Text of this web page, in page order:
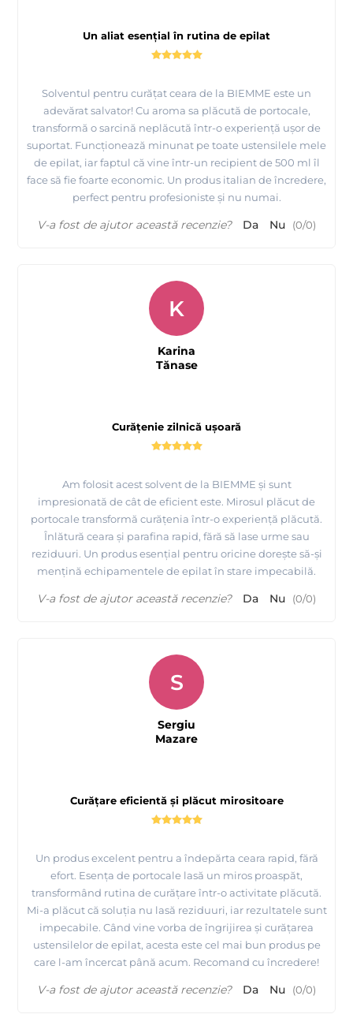
Un aliat esențial în rutina de epilat
Solventul pentru curățat ceara de la BIEMME este un
adevărat salvator! Cu aroma sa plăcută de portocale,
transformă o sarcină neplăcută într-o experiență ușor de
suportat. Funcționează minunat pe toate ustensilele mele
de epilat, iar faptul că vine într-un recipient de 500 ml îl
face să fie foarte economic. Un produs italian de încredere,
perfect pentru profesioniste și nu numai.
V-a fost de ajutor această recenzie? Da Nu (0/0)
Curățenie zilnică ușoară
Am folosit acest solvent de la BIEMME și sunt
impresionată de cât de eficient este. Mirosul plăcut de
portocale transformă curățenia într-o experiență plăcută.
Înlătură ceara și parafina rapid, fără să lase urme sau
reziduuri. Un produs esențial pentru oricine dorește să-și
mențină echipamentele de epilat în stare impecabilă.
K
Karina
Tănase
V-a fost de ajutor această recenzie? Da Nu (0/0)
Curățare eficientă și plăcut mirositoare
Un produs excelent pentru a îndepărta ceara rapid, fără
efort. Esența de portocale lasă un miros proaspăt,
transformând rutina de curățare într-o activitate plăcută.
Mi-a plăcut că soluția nu lasă reziduuri, iar rezultatele sunt
impecabile. Când vine vorba de îngrijirea și curățarea
ustensilelor de epilat, acesta este cel mai bun produs pe
care l-am încercat până acum. Recomand cu încredere!
S
Sergiu
Mazare
V-a fost de ajutor această recenzie? Da Nu (0/0)